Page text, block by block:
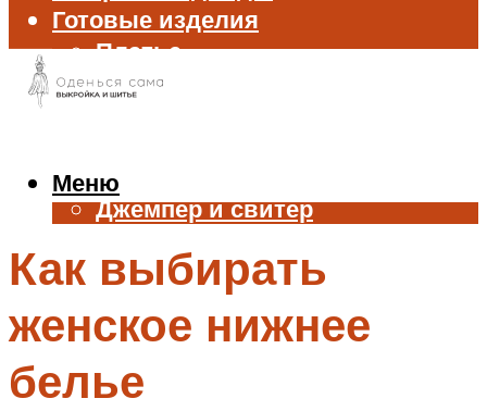
Готовые изделия
Платье
Брюки
Жилет
Джемпер и свитер
Аксессуары
Меню
Меню
Как выбирать
женское нижнее
белье